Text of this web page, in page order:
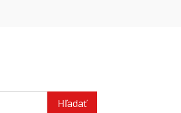
Hľadať